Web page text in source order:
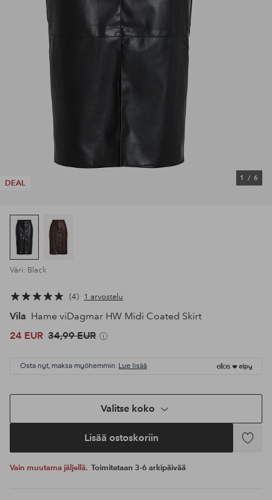
DEAL
1 / 6
Väri: Black
4 1 arvostelu
Vila Hame viDagmar HW Midi Coated Skirt
24 EUR 34,99 EUR
Osta nyt, maksa myöhemmin. Lue lisää
Valitse koko
Lisää ostoskoriin
Lisää
Vain muutama jäljellä. Toimitetaan 3-6 arkipäivää